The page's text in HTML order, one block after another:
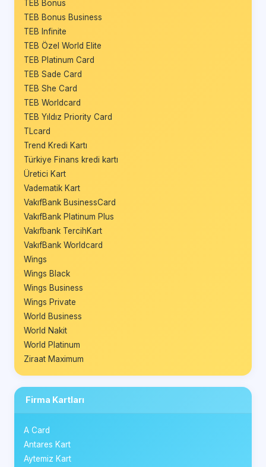
TEB Bonus
TEB Bonus Business
TEB Infinite
TEB Özel World Elite
TEB Platinum Card
TEB Sade Card
TEB She Card
TEB Worldcard
TEB Yıldız Priority Card
TLcard
Trend Kredi Kartı
Türkiye Finans kredi kartı
Üretici Kart
Vadematik Kart
VakıfBank BusinessCard
VakıfBank Platinum Plus
Vakıfbank TercihKart
VakıfBank Worldcard
Wings
Wings Black
Wings Business
Wings Private
World Business
World Nakit
World Platinum
Ziraat Maximum
Firma Kartları
A Card
Antares Kart
Aytemiz Kart